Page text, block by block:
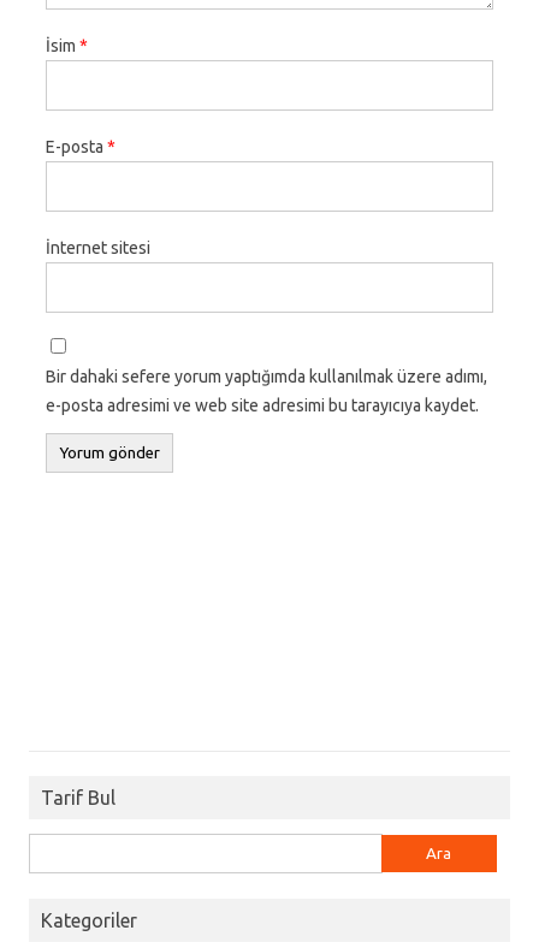
İsim *
E-posta *
İnternet sitesi
Bir dahaki sefere yorum yaptığımda kullanılmak üzere adımı,
e-posta adresimi ve web site adresimi bu tarayıcıya kaydet.
Tarif Bul
Kategoriler